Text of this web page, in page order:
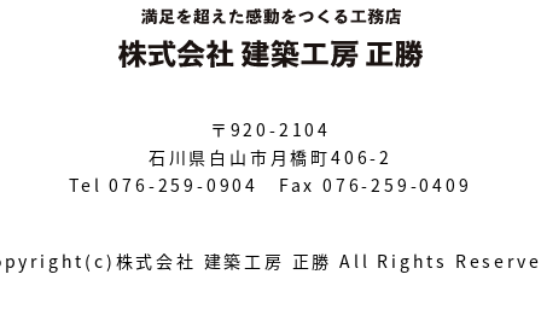
〒920-2104
石川県白山市月橋町406-2
Tel 076-259-0904 Fax 076-259-0409
株式会社 建築工房 正勝 All Rights